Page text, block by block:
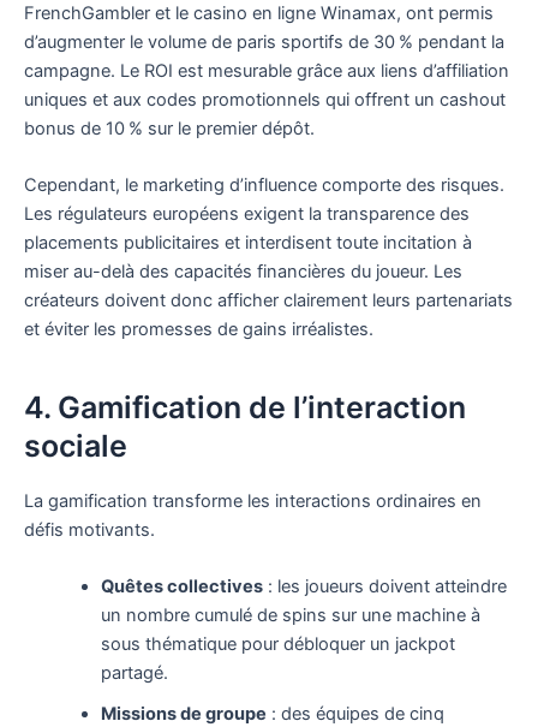
FrenchGambler et le casino en ligne Winamax, ont permis
d’augmenter le volume de paris sportifs de 30 % pendant la
campagne. Le ROI est mesurable grâce aux liens d’affiliation
uniques et aux codes promotionnels qui offrent un cashout
bonus de 10 % sur le premier dépôt.
Cependant, le marketing d’influence comporte des risques.
Les régulateurs européens exigent la transparence des
placements publicitaires et interdisent toute incitation à
miser au-delà des capacités financières du joueur. Les
créateurs doivent donc afficher clairement leurs partenariats
et éviter les promesses de gains irréalistes.
4. Gamification de l’interaction
sociale
La gamification transforme les interactions ordinaires en
défis motivants.
Quêtes collectives: les joueurs doivent atteindre
un nombre cumulé de spins sur une machine à
sous thématique pour débloquer un jackpot
partagé.
Missions de groupe : des équipes de cinq